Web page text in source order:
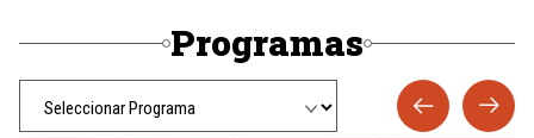
Programas